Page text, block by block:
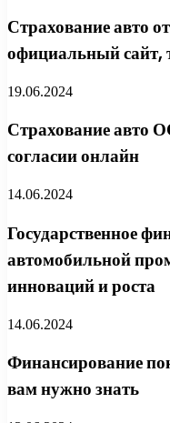
Страхование авто
официальный сайт,
19.06.2024
Страхование авто
согласии онлайн
14.06.2024
Государственное
автомобильной
инноваций и роста
14.06.2024
Финансирование
вам нужно знать